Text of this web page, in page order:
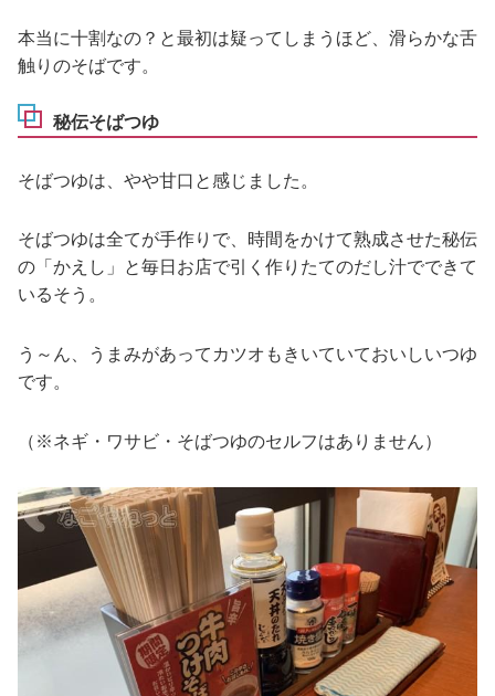
本当に十割なの？と最初は疑ってしまうほど、滑らかな舌
触りのそばです。
秘伝そばつゆ
そばつゆは、やや甘口と感じました。
そばつゆは全てが手作りで、時間をかけて熟成させた秘伝
の「かえし」と毎日お店で引く作りたてのだし汁でできて
いるそう。
う～ん、うまみがあってカツオもきいていておいしいつゆ
です。
（※ネギ・ワサビ・そばつゆのセルフはありません）